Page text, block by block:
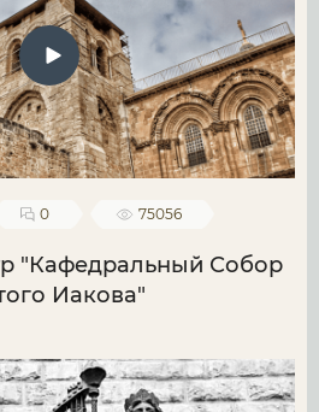
0 75056
"Кафедральный Собор
Иакова"